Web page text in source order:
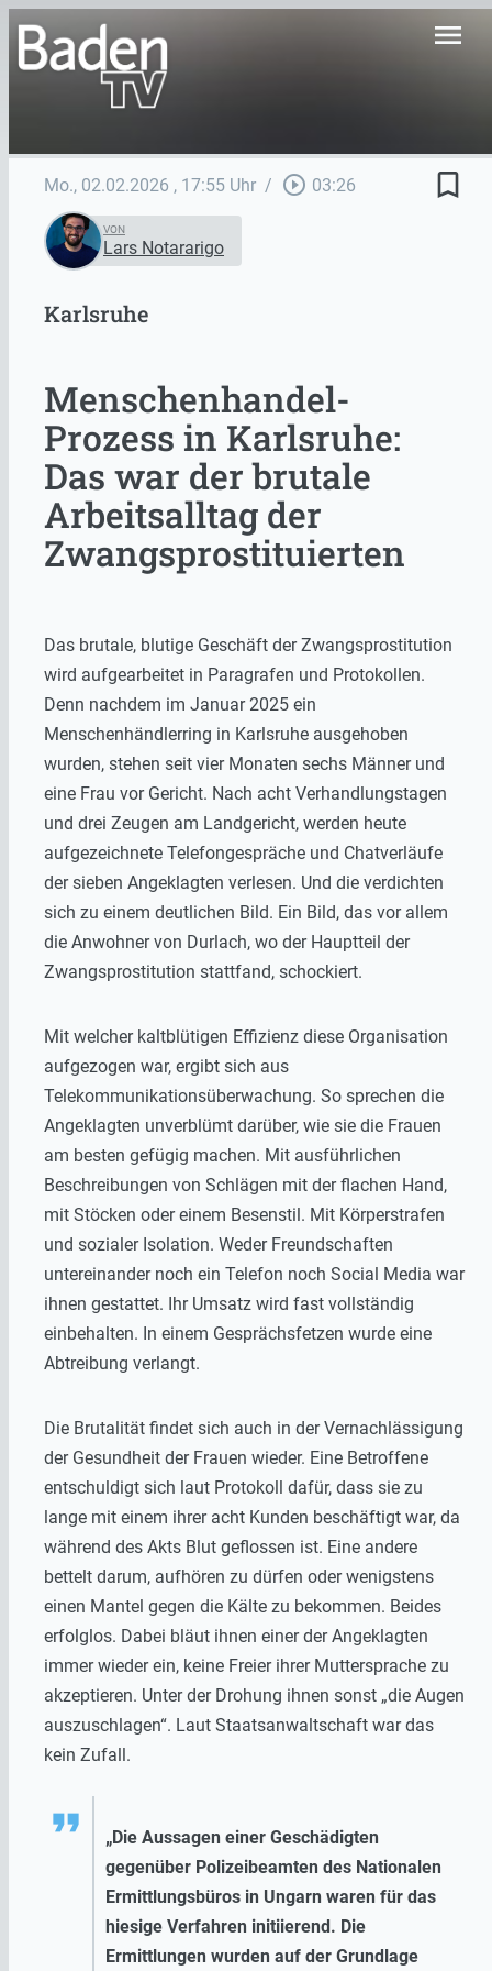
menu
Mo., 02.02.2026 , 17:55 Uhr / play_circle_outline 03:26 bookmark_border
VON
Lars Notararigo
Karlsruhe
Menschenhandel-
Prozess in Karlsruhe:
Das war der brutale
Arbeitsalltag der
Zwangsprostituierten
Das brutale, blutige Geschäft der Zwangsprostitution
wird aufgearbeitet in Paragrafen und Protokollen.
Denn nachdem im Januar 2025 ein
Menschenhändlerring in Karlsruhe ausgehoben
wurden, stehen seit vier Monaten sechs Männer und
eine Frau vor Gericht. Nach acht Verhandlungstagen
und drei Zeugen am Landgericht, werden heute
aufgezeichnete Telefongespräche und Chatverläufe
der sieben Angeklagten verlesen. Und die verdichten
sich zu einem deutlichen Bild. Ein Bild, das vor allem
die Anwohner von Durlach, wo der Hauptteil der
Zwangsprostitution stattfand, schockiert.
Mit welcher kaltblütigen Effizienz diese Organisation
aufgezogen war, ergibt sich aus
Telekommunikationsüberwachung. So sprechen die
Angeklagten unverblümt darüber, wie sie die Frauen
am besten gefügig machen. Mit ausführlichen
Beschreibungen von Schlägen mit der flachen Hand,
mit Stöcken oder einem Besenstil. Mit Körperstrafen
und sozialer Isolation. Weder Freundschaften
untereinander noch ein Telefon noch Social Media war
ihnen gestattet. Ihr Umsatz wird fast vollständig
einbehalten. In einem Gesprächsfetzen wurde eine
Abtreibung verlangt.
Die Brutalität findet sich auch in der Vernachlässigung
der Gesundheit der Frauen wieder. Eine Betroffene
entschuldigt sich laut Protokoll dafür, dass sie zu
lange mit einem ihrer acht Kunden beschäftigt war, da
während des Akts Blut geflossen ist. Eine andere
bettelt darum, aufhören zu dürfen oder wenigstens
einen Mantel gegen die Kälte zu bekommen. Beides
erfolglos. Dabei bläut ihnen einer der Angeklagten
immer wieder ein, keine Freier ihrer Muttersprache zu
akzeptieren. Unter der Drohung ihnen sonst „die Augen
auszuschlagen“. Laut Staatsanwaltschaft war das
kein Zufall.
„Die Aussagen einer Geschädigten
gegenüber Polizeibeamten des Nationalen
Ermittlungsbüros in Ungarn waren für das
hiesige Verfahren initiierend. Die
Ermittlungen wurden auf der Grundlage